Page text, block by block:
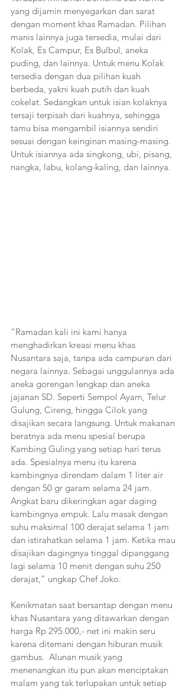
yang dijamin menyegarkan dan sarat
dengan moment khas Ramadan. Pilihan
manis lainnya juga tersedia, mulai dari
Kolak, Es Campur, Es Bulbul, aneka
puding, dan lainnya. Untuk menu Kolak
tersedia dengan dua pilihan kuah
berbeda, yakni kuah putih dan kuah
cokelat. Sedangkan untuk isian kolaknya
tersaji terpisah dari kuahnya, sehingga
tamu bisa mengambil isiannya sendiri
sesuai dengan keinginan masing-masing.
Untuk isiannya ada singkong, ubi, pisang,
nangka, labu, kolang-kaling, dan lainnya.
“Ramadan kali ini kami hanya
menghadirkan kreasi menu khas
Nusantara saja, tanpa ada campuran dari
negara lainnya. Sebagai unggulannya ada
aneka gorengan lengkap dan aneka
jajanan SD. Seperti Sempol Ayam, Telur
Gulung, Cireng, hingga Cilok yang
disajikan secara langsung. Untuk makanan
beratnya ada menu spesial berupa
Kambing Guling yang setiap hari terus
ada. Spesialnya menu itu karena
kambingnya direndam dalam 1 liter air
dengan 50 gr garam selama 24 jam.
Angkat baru dikeringkan agar daging
kambingnya empuk. Lalu masak dengan
suhu maksimal 100 derajat selama 1 jam
dan istirahatkan selama 1 jam. Ketika mau
disajikan dagingnya tinggal dipanggang
lagi selama 10 menit dengan suhu 250
derajat,” ungkap Chef Joko.
Kenikmatan saat bersantap dengan menu
khas Nusantara yang ditawarkan dengan
harga Rp 295.000,- net ini makin seru
karena ditemani dengan hiburan musik
gambus.  Alunan musik yang
menenangkan itu pun akan menciptakan
malam yang tak terlupakan untuk setiap